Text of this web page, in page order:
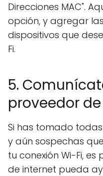
Direcciones MAC".
opción, y agregar
dispositivos que
Fi.
5.
proveedor
Si has tomado
y aún sospechas
tu conexión Wi-Fi,
de internet pueda